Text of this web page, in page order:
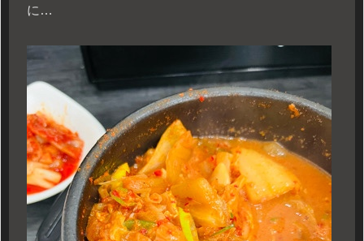
に…